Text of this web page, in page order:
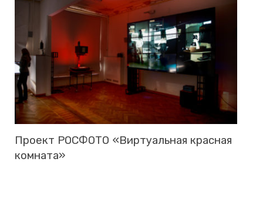
Про­ект РОС­ФО­ТО «Вир­ту­аль­ная крас­ная
ком­на­та»